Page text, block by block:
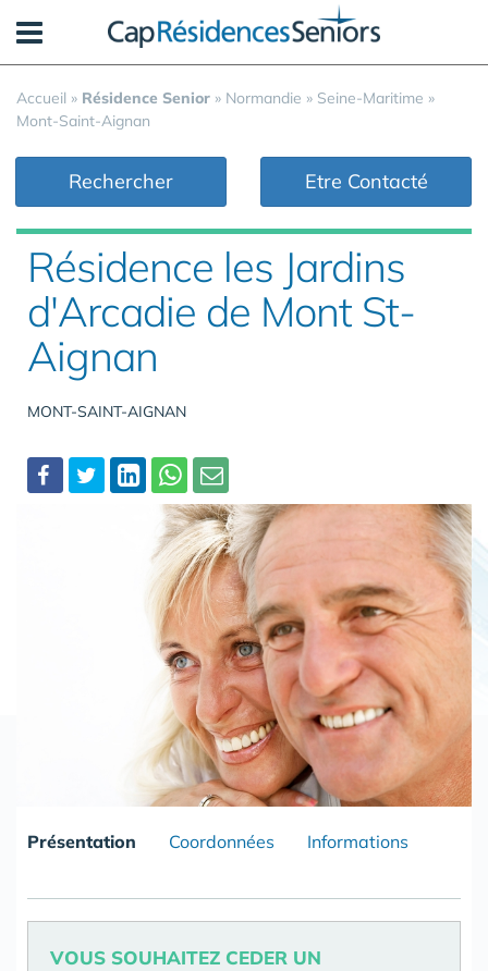
Accueil » Résidence Senior » Normandie » Seine-Maritime »
Mont-Saint-Aignan
Rechercher Etre Contacté
Résidence les Jardins
d'Arcadie de Mont St-
Aignan
MONT-SAINT-AIGNAN
Présentation Coordonnées Informations
VOUS SOUHAITEZ CEDER UN